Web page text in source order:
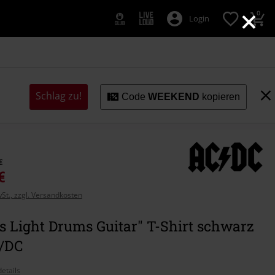
×
Login 0
Schlag zu! CodeWEEKEND kopieren
zzgl. Versandkosten
Light Drums Guitar" T-Shirt schwarz